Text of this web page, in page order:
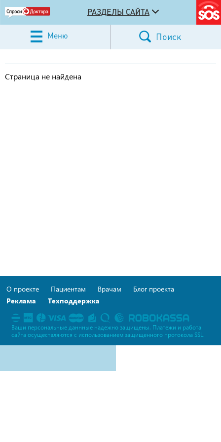
РАЗДЕЛЫ САЙТА
Меню Поиск
Страница не найдена
О проекте Пациентам Врачам
Блог проекта
Реклама
Техподдержка
Ваши персональные даннные надежно защищены. Платежи и работа
сайта осуществляются c использованием защищенного протокола SSL.